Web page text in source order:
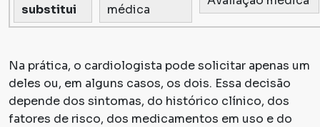
substitui
médica
Na prática, o cardiologista pode solicitar apenas um
deles ou, em alguns casos, os dois. Essa decisão
depende dos sintomas, do histórico clínico, dos
fatores de risco, dos medicamentos em uso e do